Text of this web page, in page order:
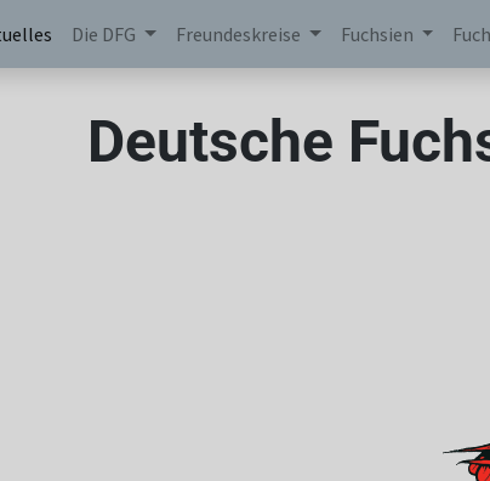
Die DFG Freundeskreise Fuchsien
Deutsche